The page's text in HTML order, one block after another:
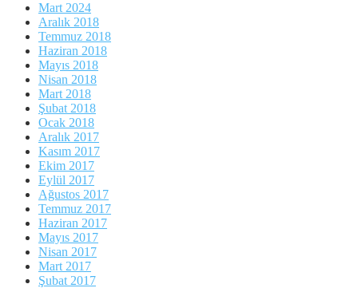
Mart 2024
Aralık 2018
Temmuz 2018
Haziran 2018
Mayıs 2018
Nisan 2018
Mart 2018
Şubat 2018
Ocak 2018
Aralık 2017
Kasım 2017
Ekim 2017
Eylül 2017
Ağustos 2017
Temmuz 2017
Haziran 2017
Mayıs 2017
Nisan 2017
Mart 2017
Şubat 2017